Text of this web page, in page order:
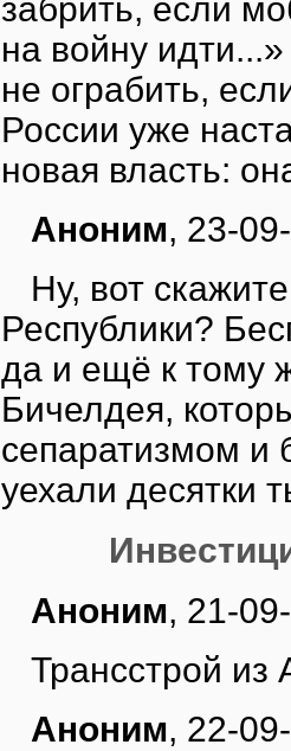
забрить, если
на войну
не ограбить,
России уже
новая власть:
Аноним, 23-
Ну, вот
Республики?
да и ещё к тому
Бичелдея,
сепаратизмом и
уехали десятки
Аноним, 21-
Трансстрой из
Аноним, 22-